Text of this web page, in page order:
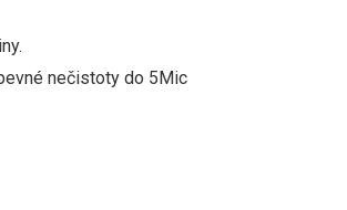
nečistoty do 5Mic